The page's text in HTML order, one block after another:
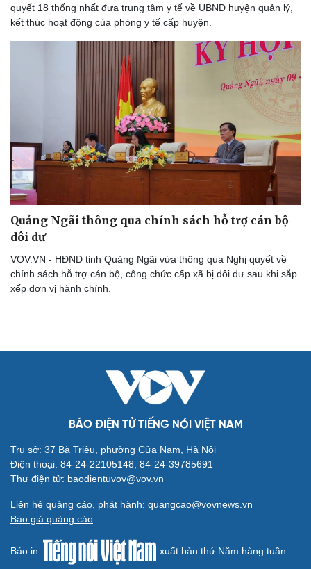
Du lịch
Tư vấn
Săn Tour
check-in
Podcast
Câu chuyện thời sự
Đọc truyện đêm khuya
Hạt giống tâm hồn
Cải chính
quyết 18 thống nhất đưa trung tâm y tế về UBND huyện quản lý,
kết thúc hoạt động của phòng y tế cấp huyện.
Quảng Ngãi thông qua chính sách hỗ trợ cán bộ
dôi dư
VOV.VN - HĐND tỉnh Quảng Ngãi vừa thông qua Nghị quyết về
chính sách hỗ trợ cán bộ, công chức cấp xã bị dôi dư sau khi sắp
xếp đơn vị hành chính.
BÁO ĐIỆN TỬ TIẾNG NÓI VIỆT NAM
Trụ sở: 37 Bà Triệu, phường Cửa Nam, Hà Nội
Điện thoại: 84-24-22105148, 84-24-39785691
Thư điện tử: baodientuvov@vov.vn
Liên hệ quảng cáo, phát hành: quangcao@vovnews.vn
Báo giá quảng cáo
Báo in xuất bản thứ Năm hàng tuần